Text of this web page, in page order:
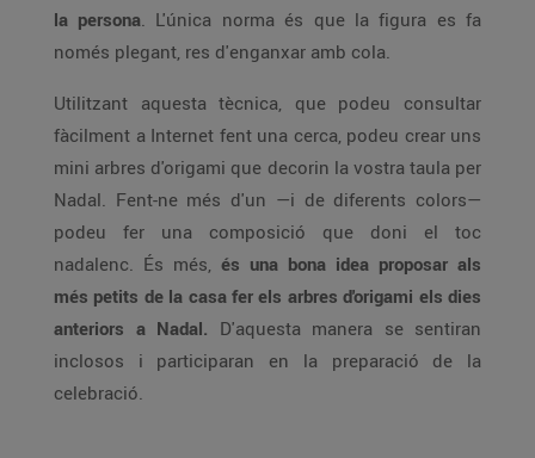
la persona. L'única norma és que la figura es fa
només plegant, res d'enganxar amb cola.
Utilitzant aquesta tècnica, que podeu consultar
fàcilment a Internet fent una cerca, podeu crear uns
mini arbres d'origami que decorin la vostra taula per
Nadal. Fent-ne més d'un —i de diferents colors—
podeu fer una composició que doni el toc
nadalenc. És més, és una bona idea proposar als
més petits de la casa fer els arbres d'origami els dies
anteriors a Nadal. D'aquesta manera se sentiran
inclosos i participaran en la preparació de la
celebració.